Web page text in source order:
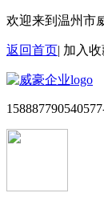
欢迎来到温州市
返回首页| 加入
15888779054